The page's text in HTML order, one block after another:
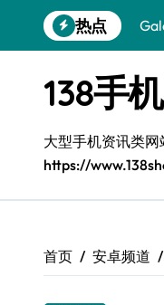
到
热点
三
138手
大型手机资讯类网
https://
首页 安卓频道